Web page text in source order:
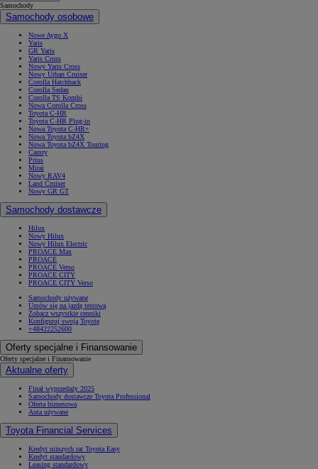
Samochody
Samochody osobowe
Nowe Aygo X
Yaris
GR Yaris
Yaris Cross
Nowy Yaris Cross
Nowy Urban Cruiser
Corolla Hatchback
Corolla Sedan
Corolla TS Kombi
Nowa Corolla Cross
Toyota C-HR
Toyota C-HR Plug-in
Nowa Toyota C-HR+
Nowa Toyota bZ4X
Nowa Toyota bZ4X Touring
Camry
Prius
Mirai
Nowy RAV4
Land Cruiser
Nowy GR GT
Samochody dostawcze
Hilux
Nowy Hilux
Nowy Hilux Electric
PROACE Max
PROACE
PROACE Verso
PROACE CITY
PROACE CITY Verso
Samochody używane
Umów się na jazdę testową
Zobacz wszystkie cenniki
Konfiguruj swoją Toyotę
+48422252600
Oferty specjalne i Finansowanie
Oferty specjalne i Finansowanie
Aktualne oferty
Finał wyprzedaży 2025
Samochody dostawcze Toyota Professional
Oferta biznesowa
Auta używane
Toyota Financial Services
Kredyt niższych rat Toyota Easy
Kredyt standardowy
Leasing standardowy